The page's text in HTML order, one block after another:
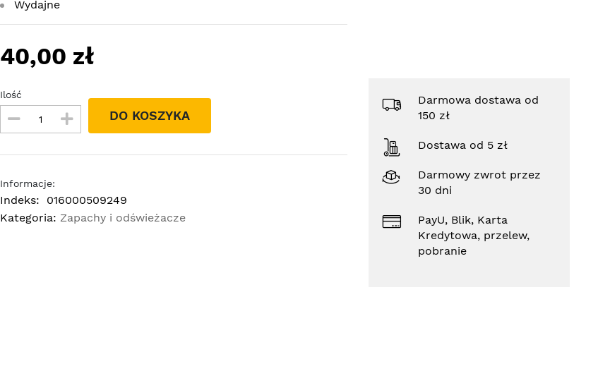
Wydajne
40,00 zł
Ilość
DO KOSZYKA
Informacje:
Indeks:
016000509249
Kategoria: Zapachy i odświeżacze
Darmowa dostawa od
150 zł
Dostawa od 5 zł
Darmowy zwrot przez
30 dni
PayU, Blik, Karta
Kredytowa, przelew,
pobranie